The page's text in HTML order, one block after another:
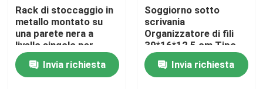
Video
Chi siamo
Rack di stoccaggio in
metallo montato su
una parete nera a
livello singolo per
l'organizzazione di
locali di
intrattenimento
Invia richiesta
Soggiorno sotto
scrivania
Organizzatore di fili
39*16*12,5 cm Tipo
gancio Mensola
flessibileInvia richiesta